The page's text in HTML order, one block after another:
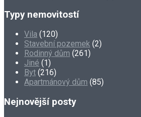
Typy nemovitostí
Vila (120)
Stavební pozemek (2)
Rodinný dům (261)
Jiné (1)
Byt (216)
Apartmánový dům (85)
Nejnovější posty